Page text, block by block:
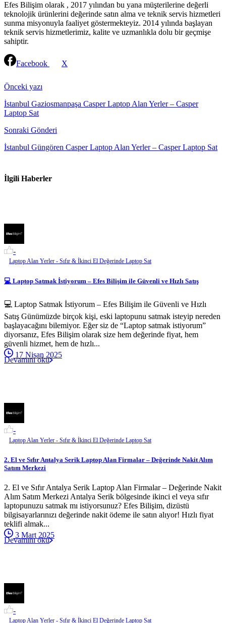
Efes Bilişim olarak , 2017 yılından bu yana müşterilerine değerli
teknolojik ürünlerini değerinde satın alma ve teknik servis hizmetleri
sunma misyonuyla faaliyet göstermekteyiz. 2014 yılında başlayan
teknik servis hizmetlerimiz, kalite ve uzmanlıkla dolu bir geçmişe
sahiptir.
Facebook X
Reading
Önceki yazı
İstanbul Gaziosmanpaşa Casper Laptop Alan Yerler – Casper
Laptop Sat
Sonraki Gönderi
İstanbul Güngören Casper Laptop Alan Yerler – Casper Laptop Sat
İlgili Haberler
-
Laptop Alan Yerler - Sıfır & İkinci El Değerinde Laptop Sat
💻 Laptop Satmak İstiyorum – Efes Bilişim ile Güvenli ve Hızlı Satış
💻 Laptop Satmak İstiyorum – Efes Bilişim ile Güvenli ve Hızlı
Satış Günümüzde birçok kişi, eski laptopunu satmak isteyip nereden
başlayacağını bilemiyor. Eğer siz de “Laptop satmak istiyorum”
diyorsanız, Efes Bilişim olarak size hem değerinde fiyat, hem
güvenli hizmet, hem de hızlı...
17 Nisan 2025
Devamını oku
-
Laptop Alan Yerler - Sıfır & İkinci El Değerinde Laptop Sat
2. El ve Sıfır Antalya Serik Laptop Alan Firmalar – Değerinde Nakit Alım
Satım Merkezi
2. El ve Sıfır Antalya Serik Laptop Alan Firmalar – Değerinde Nakit
Alım Satım Merkezi Antalya Serik bölgesinde ikinci el veya sıfır
laptopunuzu satmak mı istiyorsunuz? Efes Bilişim, dizüstü
bilgisayarlarınızı değerinde nakit ödeme ile satın alıyor! Hızlı fiyat
teklifi almak...
3 Mart 2025
Devamını oku
-
Laptop Alan Yerler - Sıfır & İkinci El Değerinde Laptop Sat